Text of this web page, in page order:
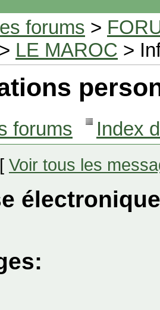
forums >
> LE MAROC >
forums Index
[ Voir tous les